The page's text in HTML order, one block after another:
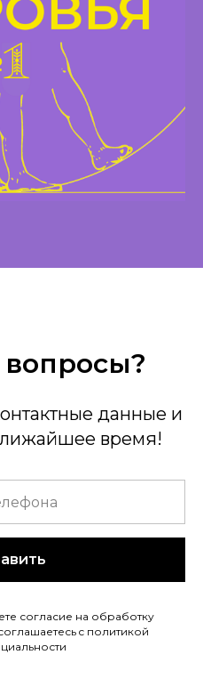
данные и
время!
согласие на обработку
c политикой